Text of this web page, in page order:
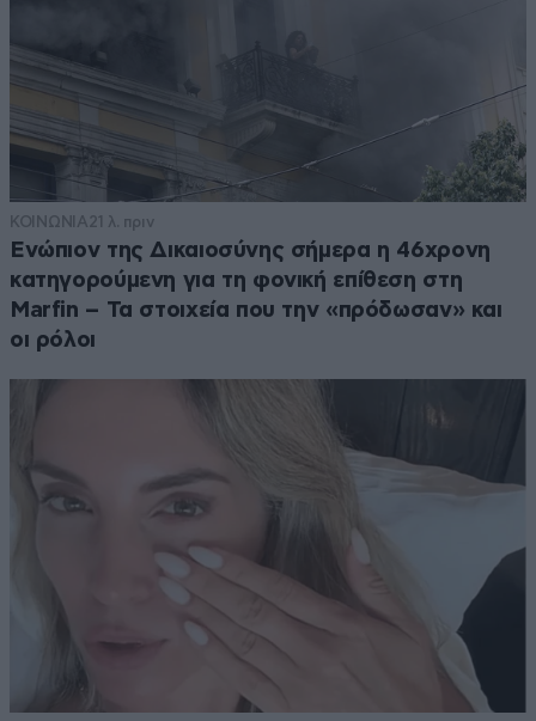
ΚΟΙΝΩΝΙΑ21 λ. πριν
Ενώπιον της Δικαιοσύνης σήμερα η 46χρονη
κατηγορούμενη για τη φονική επίθεση στη
Marfin – Τα στοιχεία που την «πρόδωσαν» και
οι ρόλοι